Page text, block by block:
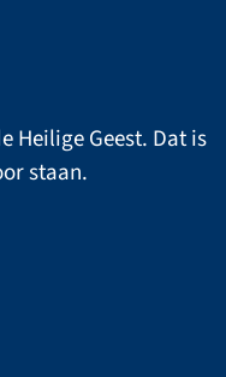
Heilige Geest. Dat is
staan.